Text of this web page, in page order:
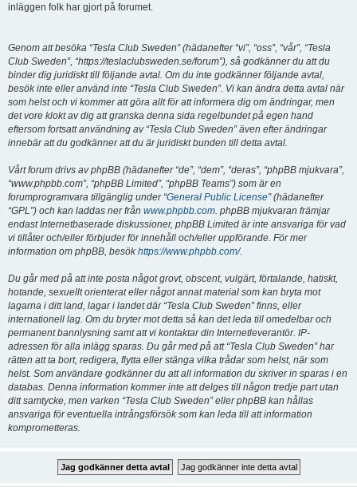
inläggen folk har gjort på forumet.
Genom att besöka “Tesla Club Sweden” (hädanefter “vi”, “oss”, “vår”, “Tesla
Club Sweden”, “https://teslaclubsweden.se/forum”), så godkänner du att du
binder dig juridiskt till följande avtal. Om du inte godkänner följande avtal,
besök inte eller använd inte “Tesla Club Sweden”. Vi kan ändra detta avtal när
som helst och vi kommer att göra allt för att informera dig om ändringar, men
det vore klokt av dig att granska denna sida regelbundet på egen hand
eftersom fortsatt användning av “Tesla Club Sweden” även efter ändringar
innebär att du godkänner att du är juridiskt bunden till detta avtal.
Vårt forum drivs av phpBB (hädanefter “de”, “dem”, “deras”, “phpBB mjukvara”,
“www.phpbb.com”, “phpBB Limited”, “phpBB Teams”) som är en
forumprogramvara tillgänglig under “General Public License” (hädanefter
“GPL”) och kan laddas ner från www.phpbb.com. phpBB mjukvaran främjar
endast Internetbaserade diskussioner, phpBB Limited är inte ansvariga för vad
vi tillåter och/eller förbjuder för innehåll och/eller uppförande. För mer
information om phpBB, besökhttps://www.phpbb.com/.
Du går med på att inte posta något grovt, obscent, vulgärt, förtalande, hatiskt,
hotande, sexuellt orienterat eller något annat material som kan bryta mot
lagarna i ditt land, lagar i landet där “Tesla Club Sweden” finns, eller
internationell lag. Om du bryter mot detta så kan det leda till omedelbar och
permanent bannlysning samt att vi kontaktar din Internetleverantör. IP-
adressen för alla inlägg sparas. Du går med på att “Tesla Club Sweden” har
rätten att ta bort, redigera, flytta eller stänga vilka trådar som helst, när som
helst. Som användare godkänner du att all information du skriver in sparas i en
databas. Denna information kommer inte att delges till någon tredje part utan
ditt samtycke, men varken “Tesla Club Sweden” eller phpBB kan hållas
ansvariga för eventuella intrångsförsök som kan leda till att information
komprometteras.